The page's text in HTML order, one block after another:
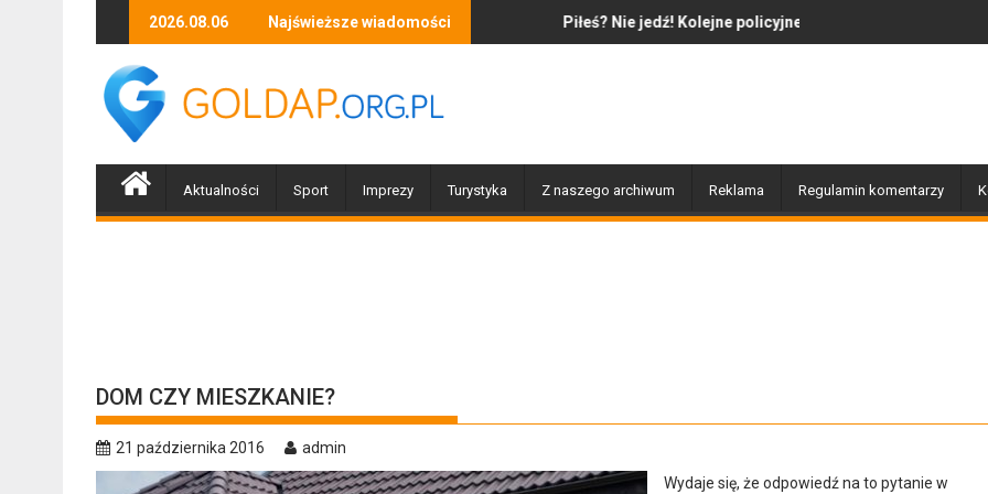
2026.08.06 Najświeższe wiadomości
wystawy Stefana Kierula
Za ciekawość zapłacili 1200 zł Piłeś? Nie jedź! Kolejne policyjne działania „Trzeźwość”Jazz to nie tylko muzyka – to
Aktualności Sport Imprezy Turystyka Z naszego archiwum Reklama Regulamin komentarzy
DOM CZY MIESZKANIE?
21 października 2016
admin
Wydaje się, że odpowiedź na to pytanie w